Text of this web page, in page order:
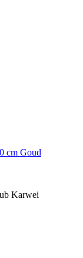
cm Goud
Karwei